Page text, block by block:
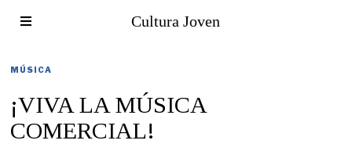
Cultura Joven
MÚSICA
¡VIVA LA MÚSICA
COMERCIAL!